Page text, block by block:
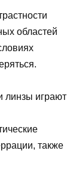
областей
линзы играют
также